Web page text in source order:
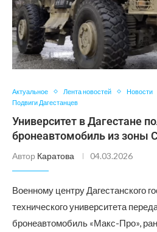
Актуальное Лента новостей Новости
Подвиги Дагестанцев
Университет в Дагестане
бронеавтомобиль из зоны
Автор Каратова 04.03.2026
Военному центру Дагестанского
технического университета
бронеавтомобиль «Макс-Про»,